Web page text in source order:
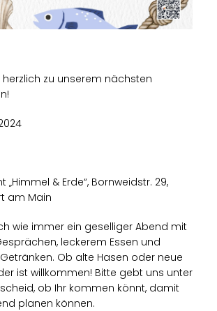
herzlich zu unserem nächsten
„Himmel & Erde“, Bornweidstr. 29,
am Main
wie immer ein geselliger Abend mit
leckerem Essen und
Ob alte Hasen oder neue
ist willkommen! Bitte gebt uns unter
ob Ihr kommen könnt, damit
planen können.